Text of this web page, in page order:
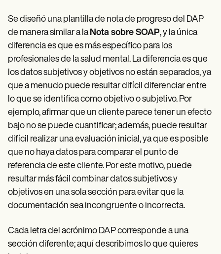
Se diseñó una plantilla de nota de progreso del DAP
de manera similar a laNota sobre SOAP, y la única
diferencia es que es más específico para los
profesionales de la salud mental. La diferencia es que
los datos subjetivos y objetivos no están separados, ya
que a menudo puede resultar difícil diferenciar entre
lo que se identifica como objetivo o subjetivo. Por
ejemplo, afirmar que un cliente parece tener un efecto
bajo no se puede cuantificar; además, puede resultar
difícil realizar una evaluación inicial, ya que es posible
que no haya datos para comparar el punto de
referencia de este cliente. Por este motivo, puede
resultar más fácil combinar datos subjetivos y
objetivos en una sola sección para evitar que la
documentación sea incongruente o incorrecta.
Cada letra del acrónimo DAP corresponde a una
sección diferente; aquí describimos lo que quieres